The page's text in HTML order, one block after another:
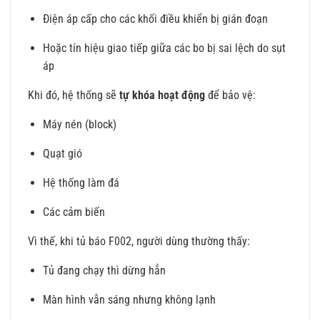
Điện áp cấp cho các khối điều khiển bị gián đoạn
Hoặc tín hiệu giao tiếp giữa các bo bị sai lệch do sụt
áp
Khi đó, hệ thống sẽ tự khóa hoạt động để bảo vệ:
Máy nén (block)
Quạt gió
Hệ thống làm đá
Các cảm biến
Vì thế, khi tủ báo F002, người dùng thường thấy:
Tủ đang chạy thì dừng hẳn
Màn hình vẫn sáng nhưng không lạnh